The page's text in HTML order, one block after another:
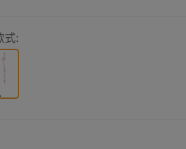
式: